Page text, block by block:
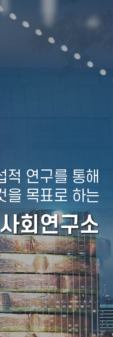
적 연구를 통해
을 목표로 하는
회연구소